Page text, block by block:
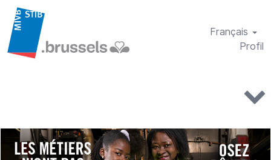
Français
Profil